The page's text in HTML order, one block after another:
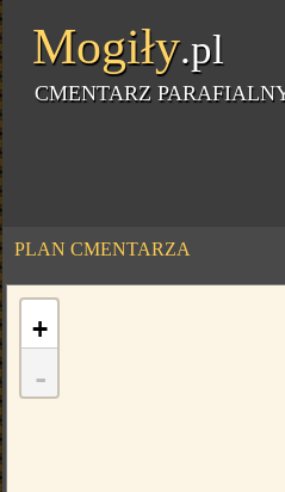
Mogiły.pl
CMENTARZ
PLAN CMENTARZA
+
-